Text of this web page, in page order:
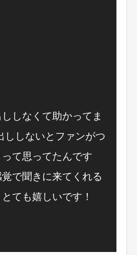
しなくて助かってま
ししないとファンがつ
て思ってたんです
で聞きに来てくれる
ても嬉しいです！